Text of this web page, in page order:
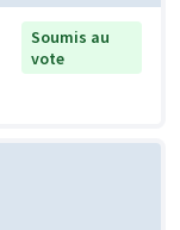
Soumis au
vote